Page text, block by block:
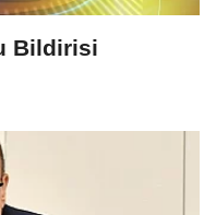
Bildirisi